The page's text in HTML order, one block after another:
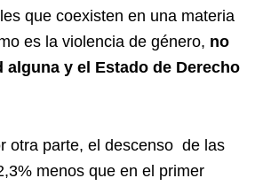
que coexisten en una materia
es la violencia de género, no
alguna y el Estado de Derecho
otra parte, el descenso de las
menos que en el primer